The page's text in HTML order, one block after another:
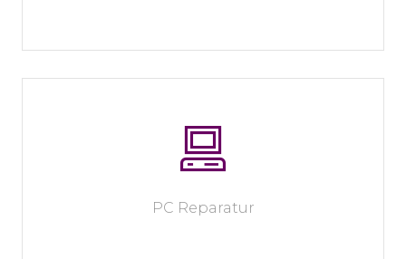
PC Reparatur